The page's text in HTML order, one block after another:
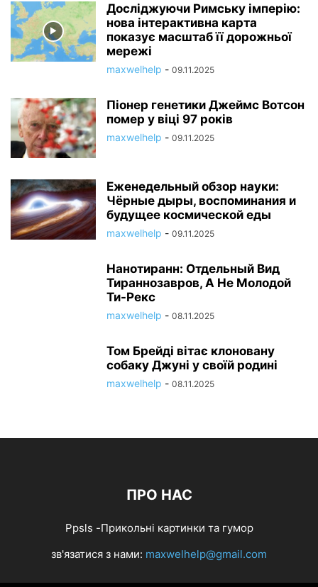
Досліджуючи Римську імперію:
нова інтерактивна карта
показує масштаб її дорожньої
мережі
maxwelhelp - 09.11.2025
Піонер генетики Джеймс Вотсон
помер у віці 97 років
maxwelhelp - 09.11.2025
Еженедельный обзор науки:
Чёрные дыры, воспоминания и
будущее космической еды
maxwelhelp - 09.11.2025
Нанотиранн: Отдельный Вид
Тираннозавров, А Не Молодой
Ти-Рекс
maxwelhelp - 08.11.2025
Том Брейді вітає клоновану
собаку Джуні у своїй родині
maxwelhelp - 08.11.2025
ПРО НАС
Ppsls -Прикольні картинки та гумор
зв'язатися з нами: maxwelhelp@gmail.com